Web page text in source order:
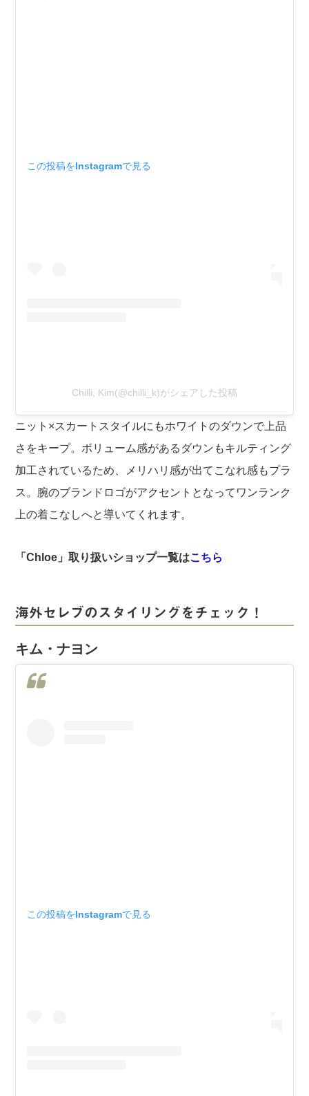
この投稿をInstagramで見る
Chilli, Kim(@chilli_k)がシェアした投稿
ニット×スカートスタイルにもホワイトのダウンで上品
さをキープ。ボリューム感があるダウンもキルティング
加工されているため、メリハリ感が出てこなれ感もプラ
ス。腕のブランドロゴがアクセントとなってワンランク
上の着こなしへと導いてくれます。
「Chloe」取り扱いショップ一覧はこちら
海外セレブのスタイリングをチェック！
キム・ナヨン
この投稿をInstagramで見る